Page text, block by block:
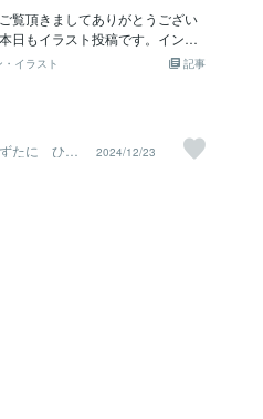
覧頂きましてありがとうござい
日もイラスト投稿です。インフ
になってしまいました。本当に
んでした。元気になり早速投稿
記事
イラスト
たに ひと 2024/12/23